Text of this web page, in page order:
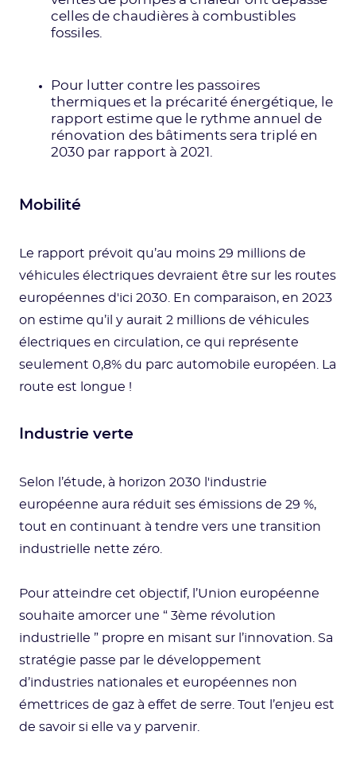
celles de chaudières à combustibles
fossiles.
Pour lutter contre les passoires
thermiques et la précarité énergétique, le
rapport estime que le rythme annuel de
rénovation des bâtiments sera triplé en
2030 par rapport à 2021.
Mobilité
Le rapport prévoit qu’au moins 29 millions de
véhicules électriques devraient être sur les routes
européennes d'ici 2030. En comparaison, en 2023
on estime qu’il y aurait 2 millions de véhicules
électriques en circulation, ce qui représente
seulement 0,8% du parc automobile européen. La
route est longue !
Industrie verte
Selon l’étude, à horizon 2030 l'industrie
européenne aura réduit ses émissions de 29 %,
tout en continuant à tendre vers une transition
industrielle nette zéro.
Pour atteindre cet objectif, l’Union européenne
souhaite amorcer une “ 3ème révolution
industrielle ” propre en misant sur l’innovation. Sa
stratégie passe par le développement
d’industries nationales et européennes non
émettrices de gaz à effet de serre. Tout l’enjeu est
de savoir si elle va y parvenir.